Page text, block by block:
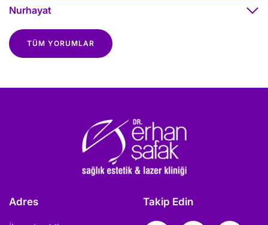
Nurhayat
TÜM YORUMLAR
Adres Takip Edin